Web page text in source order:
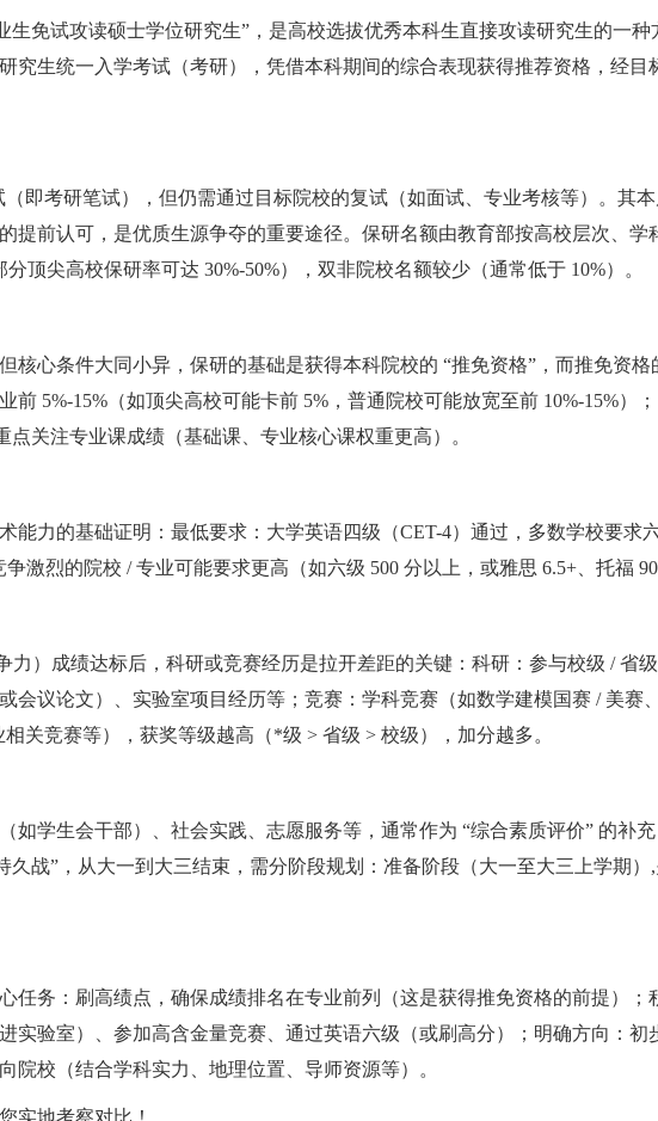
生免试攻读硕士学位研究生”，是高校选拔优秀本科生直接攻读研究生的一种
究生统一入学考试（考研），凭借本科期间的综合表现获得推荐资格，经目
即考研笔试），但仍需通过目标院校的复试（如面试、专业考核等）。其
提前认可，是优质生源争夺的重要途径。保研名额由教育部按高校层次、学
顶尖高校保研率可达 30%-50%），双非院校名额较少（通常低于 10%）。
核心条件大同小异，保研的基础是获得本科院校的 “推免资格”，而推免资格
前 5%-15%（如顶尖高校可能卡前 5%，普通院校可能放宽至前 10%-15%）
点关注专业课成绩（基础课、专业核心课权重更高）。
能力的基础证明：最低要求：大学英语四级（CET-4）通过，多数学校要求
争激烈的院校 / 专业可能要求更高（如六级 500 分以上，或雅思 6.5+、托福
力）成绩达标后，科研或竞赛经历是拉开差距的关键：科研：参与校级 / 省
会议论文）、实验室项目经历等；竞赛：学科竞赛（如数学建模国赛 / 美赛
关竞赛等），获奖等级越高（*级 > 省级 > 校级），加分越多。
如学生会干部）、社会实践、志愿服务等，通常作为 “综合素质评价” 的补
久战”，从大一到大三结束，需分阶段规划：准备阶段（大一至大三上学期）
任务：刷高绩点，确保成绩排名在专业前列（这是获得推免资格的前提）；
实验室）、参加高含金量竞赛、通过英语六级（或刷高分）；明确方向：初
院校（结合学科实力、地理位置、导师资源等）。
实地考察对比！